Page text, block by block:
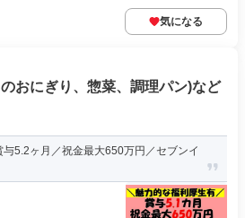
気になる
おにぎり、惣菜、調理パン)など
5.2ヶ月／祝金最大650万円／セブンイ